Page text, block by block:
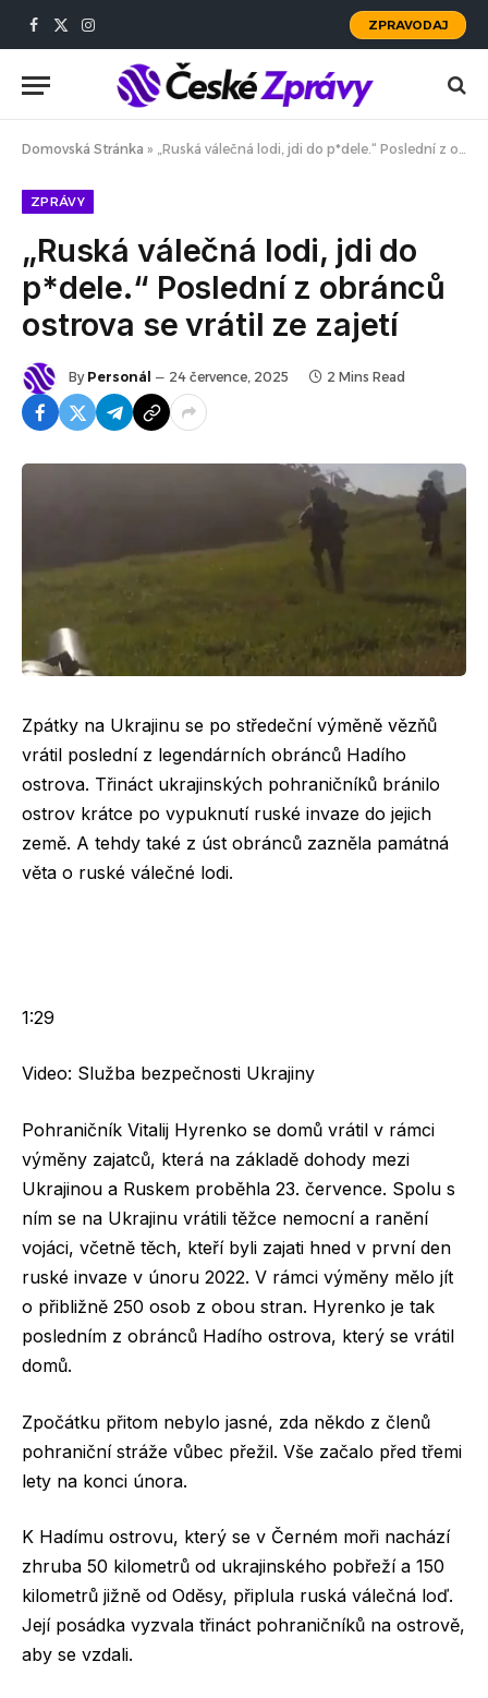
Facebook
X
Instagram
ZPRAVODAJ
Domovská Stránka » „Ruská válečná lodi, jdi do p*dele.“ Poslední z obránců ostrova se vrátil ze zajetí
ZPRÁVY
„Ruská válečná lodi, jdi do
p*dele.“ Poslední z obránců
ostrova se vrátil ze zajetí
By Personál 24 července, 2025 2 Mins Read
Zpátky na Ukrajinu se po středeční výměně vězňů
vrátil poslední z legendárních obránců Hadího
ostrova. Třináct ukrajinských pohraničníků bránilo
ostrov krátce po vypuknutí ruské invaze do jejich
země. A tehdy také z úst obránců zazněla památná
věta o ruské válečné lodi.
1:29
Video: Služba bezpečnosti Ukrajiny
Pohraničník Vitalij Hyrenko se domů vrátil v rámci
výměny zajatců, která na základě dohody mezi
Ukrajinou a Ruskem proběhla 23. července. Spolu s
ním se na Ukrajinu vrátili těžce nemocní a ranění
vojáci, včetně těch, kteří byli zajati hned v první den
ruské invaze v únoru 2022. V rámci výměny mělo jít
o přibližně 250 osob z obou stran. Hyrenko je tak
posledním z obránců Hadího ostrova, který se vrátil
domů.
Zpočátku přitom nebylo jasné, zda někdo z členů
pohraniční stráže vůbec přežil. Vše začalo před třemi
lety na konci února.
K Hadímu ostrovu, který se v Černém moři nachází
zhruba 50 kilometrů od ukrajinského pobřeží a 150
kilometrů jižně od Oděsy, připlula ruská válečná loď.
Její posádka vyzvala třináct pohraničníků na ostrově,
aby se vzdali.